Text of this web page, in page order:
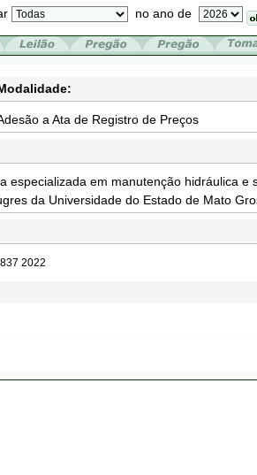
no ano de
a Ata de Registro de Preços
especializada em manutenção hidráulica e
da Universidade do Estado de Mato
2022